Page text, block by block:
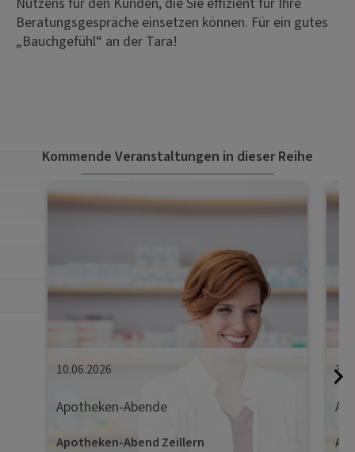
Beratungsgespräche einsetzen können. Für ein gutes
„Bauchgefühl“ an der Tara!
Kommende Veranstaltungen in dieser Reihe
10.06.2026
Apotheken-Abende
Apotheken-Abend Zeillern